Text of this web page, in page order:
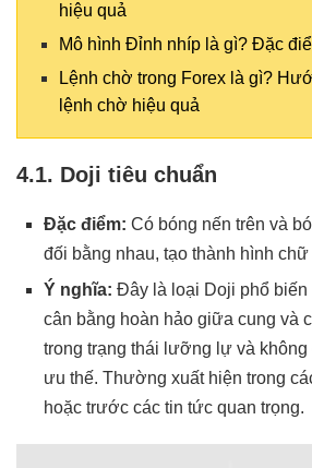
hiệu quả
Mô hình Đỉnh nhíp là gì? Đặc
Lệnh chờ trong Forex là gì?
lệnh chờ hiệu quả
4.1. Doji tiêu chuẩn
Đặc điểm: Có bóng nến trên và
đối bằng nhau, tạo thành hình chữ
Ý nghĩa: Đây là loại Doji phổ biến
cân bằng hoàn hảo giữa cung và
trong trạng thái lưỡng lự và không
ưu thế. Thường xuất hiện trong
hoặc trước các tin tức quan trọng.